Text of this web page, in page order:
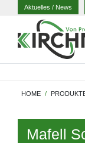
Aktuelles / News
HOME
Mafell